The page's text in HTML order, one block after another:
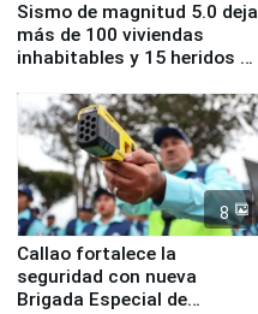
Sismo de magnitud 5.0 deja
más de 100 viviendas
inhabitables y 15 heridos en
8
Callao fortalece la
seguridad con nueva
Brigada Especial de